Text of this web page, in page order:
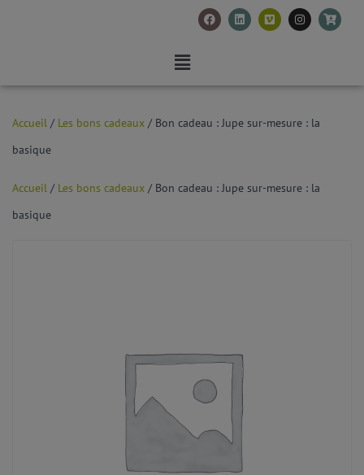
Accueil / Les bons cadeaux / Bon cadeau : Jupe sur-mesure : la
basique
Accueil / Les bons cadeaux / Bon cadeau : Jupe sur-mesure : la
basique